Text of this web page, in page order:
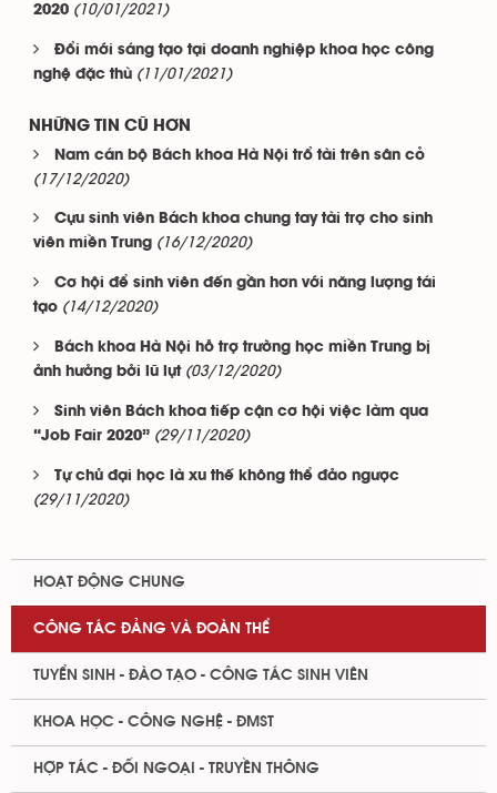
2020 (10/01/2021)
Đổi mới sáng tạo tại doanh nghiệp khoa học công
nghệ đặc thù (11/01/2021)
NHỮNG TIN CŨ HƠN
Nam cán bộ Bách khoa Hà Nội trổ tài trên sân cỏ
(17/12/2020)
Cựu sinh viên Bách khoa chung tay tài trợ cho sinh
viên miền Trung (16/12/2020)
Cơ hội để sinh viên đến gần hơn với năng lượng tái
tạo (14/12/2020)
Bách khoa Hà Nội hỗ trợ trường học miền Trung bị
ảnh hưởng bởi lũ lụt (03/12/2020)
Sinh viên Bách khoa tiếp cận cơ hội việc làm qua
“Job Fair 2020” (29/11/2020)
Tự chủ đại học là xu thế không thể đảo ngược
(29/11/2020)
HOẠT ĐỘNG CHUNG
CÔNG TÁC ĐẢNG VÀ ĐOÀN THỂ
TUYỂN SINH - ĐÀO TẠO - CÔNG TÁC SINH VIÊN
KHOA HỌC - CÔNG NGHỆ - ĐMST
HỢP TÁC - ĐỐI NGOẠI - TRUYỀN THÔNG